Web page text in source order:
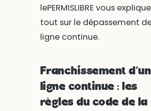
lePERMISLIBRE vous explique
tout sur le dépassement
ligne continue.
Franchissement
ligne continue : les
règles du code de la